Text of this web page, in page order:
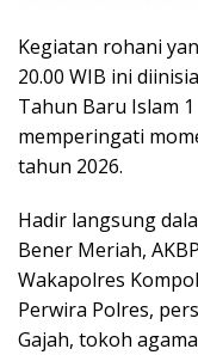
Kegiatan rohani
20.00 WIB ini
Tahun Baru Islam
memperingati
tahun 2026.
​Hadir langsung
Bener Meriah,
Wakapolres
Perwira Polres,
Gajah, tokoh